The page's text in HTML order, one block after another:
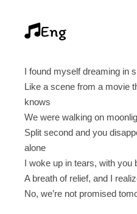
Eng
I found myself dreaming in
Like a scene from a movie
knows
We were walking on
Split second and you
alone
I woke up in tears, with you
A breath of relief, and I
No, we’re not promised